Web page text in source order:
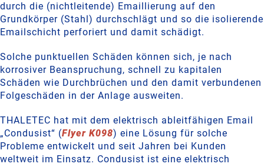
durch die (nichtleitende) Emaillierung auf den
Grundkörper (Stahl) durchschlägt und so die isolierende
Emailschicht perforiert und damit schädigt.
Solche punktuellen Schäden können sich, je nach
korrosiver Beanspruchung, schnell zu kapitalen
Schäden wie Durchbrüchen und den damit verbundenen
Folgeschäden in der Anlage ausweiten.
THALETEC hat mit dem elektrisch ableitfähigen Email
„Condusist“ (Flyer K098) eine Lösung für solche
Probleme entwickelt und seit Jahren bei Kunden
weltweit im Einsatz. Condusist ist eine elektrisch